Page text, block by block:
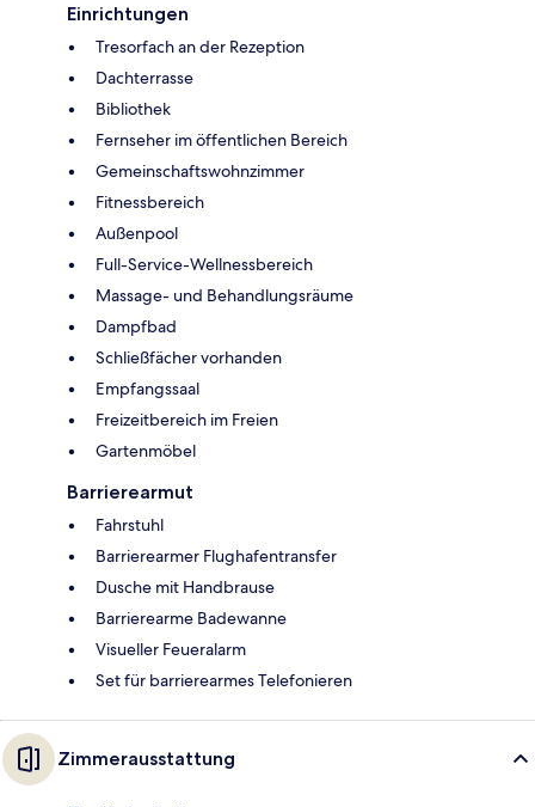
Einrichtungen
Tresorfach an der Rezeption
Dachterrasse
Bibliothek
Fernseher im öffentlichen Bereich
Gemeinschaftswohnzimmer
Fitnessbereich
Außenpool
Full-Service-Wellnessbereich
Massage- und Behandlungsräume
Dampfbad
Schließfächer vorhanden
Empfangssaal
Freizeitbereich im Freien
Gartenmöbel
Barrierearmut
Fahrstuhl
Barrierearmer Flughafentransfer
Dusche mit Handbrause
Barrierearme Badewanne
Visueller Feueralarm
Set für barrierearmes Telefonieren
Zimmerausstattung